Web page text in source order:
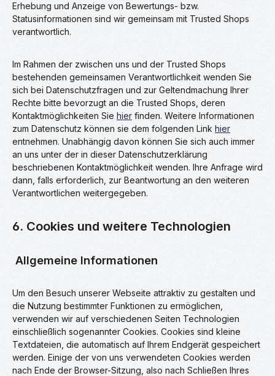
Erhebung und Anzeige von Bewertungs- bzw.
Statusinformationen sind wir gemeinsam mit Trusted Shops
verantwortlich.
Im Rahmen der zwischen uns und der Trusted Shops
bestehenden gemeinsamen Verantwortlichkeit wenden Sie
sich bei Datenschutzfragen und zur Geltendmachung Ihrer
Rechte bitte bevorzugt an die Trusted Shops, deren
Kontaktmöglichkeiten Sie hier finden. Weitere Informationen
zum Datenschutz können sie dem folgenden Link hier
entnehmen. Unabhängig davon können Sie sich auch immer
an uns unter der in dieser Datenschutzerklärung
beschriebenen Kontaktmöglichkeit wenden. Ihre Anfrage wird
dann, falls erforderlich, zur Beantwortung an den weiteren
Verantwortlichen weitergegeben.
6. Cookies und weitere Technologien
Allgemeine Informationen
Um den Besuch unserer Webseite attraktiv zu gestalten und
die Nutzung bestimmter Funktionen zu ermöglichen,
verwenden wir auf verschiedenen Seiten Technologien
einschließlich sogenannter Cookies. Cookies sind kleine
Textdateien, die automatisch auf Ihrem Endgerät gespeichert
werden. Einige der von uns verwendeten Cookies werden
nach Ende der Browser-Sitzung, also nach Schließen Ihres